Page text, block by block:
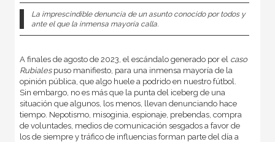
La imprescindible denuncia de un asunto conocido por todos y
ante el que la inmensa mayoría calla.
A finales de agosto de 2023, el escándalo generado por el caso
Rubialespuso manifiesto, para una inmensa mayoría de la
opinión pública, que algo huele a podrido en nuestro fútbol.
Sin embargo, no es más que la punta del iceberg de una
situación que algunos, los menos, llevan denunciando hace
tiempo. Nepotismo, misoginia, espionaje, prebendas, compra
de voluntades, medios de comunicación sesgados a favor de
los de siempre y tráfico de influencias forman parte del día a